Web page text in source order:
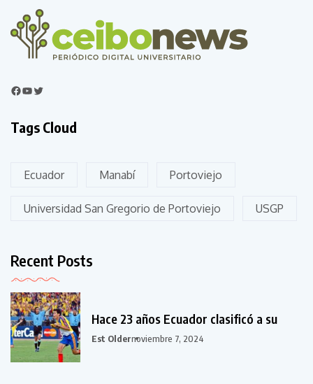
Tags Cloud
Ecuador Manabí Portoviejo
Universidad San Gregorio de Portoviejo USGP
Recent Posts
Hace 23 años Ecuador clasificó a su
Est Oldernoviembre 7, 2024